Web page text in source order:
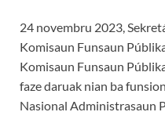
24 novembru 2023,
Komisaun Funsaun
Komisaun Funsaun
faze daruak nian ba
Nasional Administrasaun